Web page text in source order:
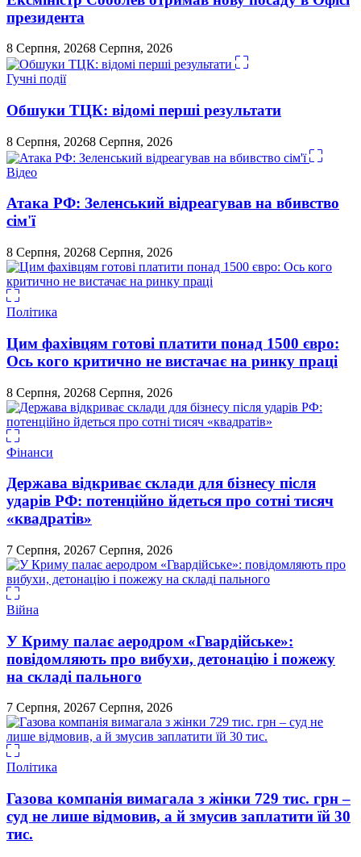
президента
8 Серпня, 20268 Серпня, 2026
Гучні події
Обшуки ТЦК: відомі перші результати
8 Серпня, 20268 Серпня, 2026
Відео
Атака РФ: Зеленський відреагував на вбивство
сім'ї
8 Серпня, 20268 Серпня, 2026
Політика
Цим фахівцям готові платити понад 1500 євро:
Ось кого критично не вистачає на ринку праці
8 Серпня, 20268 Серпня, 2026
Фінанси
Держава відкриває склади для бізнесу після
ударів РФ: потенційно йдеться про сотні тисяч
«квадратів»
7 Серпня, 20267 Серпня, 2026
Війна
У Криму палає аеродром «Гвардійське»:
повідомляють про вибухи, детонацію і пожежу
на складі пального
7 Серпня, 20267 Серпня, 2026
Політика
Газова компанія вимагала з жінки 729 тис. грн –
суд не лише відмовив, а й змусив заплатити їй 30
тис.